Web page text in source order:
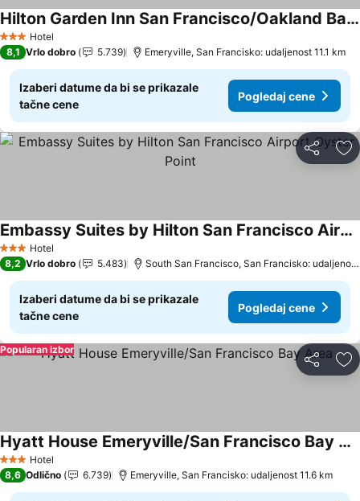
3 Zvezdice
Hotel
Hilton Garden Inn San Francisco/Oakland Bay Bridge
Pogledaj cene
8,1 Vrlo dobro 5.739 Emeryville, San Francisko: udaljenost 11.1 km
Izaberi datume da bi se prikazale
tačne cene
Pogledaj cene
Deli
3 Zvezdice
Hotel
Embassy Suites by Hilton San Francisco Airport Oyster Point
Pogledaj cene
8,2 Vrlo dobro 5.483 South San Francisco, San Francisko:
Izaberi datume da bi se prikazale
tačne cene
Pogledaj cene
Deli
Popularan izbor
3 Zvezdice
Hotel
Hyatt House Emeryville/San Francisco Bay Area
Pogledaj cene
8,6 Odlično 6.739 Emeryville, San Francisko: udaljenost 11.6 km